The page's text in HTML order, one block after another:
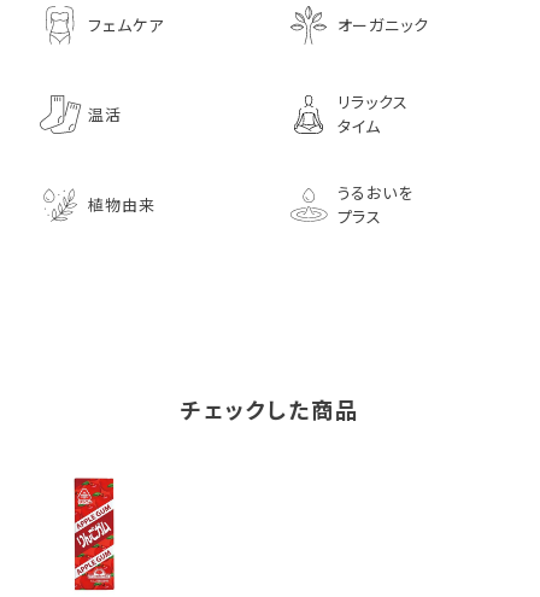
フェムケア オーガニック
温活
リラックス
タイム
植物由来
うるおいを
プラス
チェックした商品